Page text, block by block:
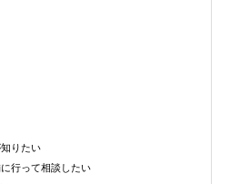
りたい
行って相談したい